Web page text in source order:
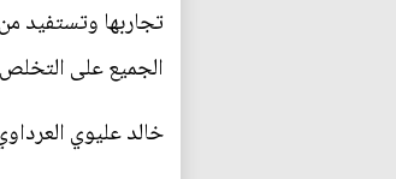
تجاربها وتستفيد
الجميع على التخلص
خالد عليوي